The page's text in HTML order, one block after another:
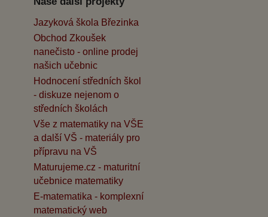
Jazyková škola Březinka
Obchod Zkoušek
nanečisto - online prodej
našich učebnic
Hodnocení středních škol
- diskuze nejenom o
středních školách
Vše z matematiky na VŠE
a další VŠ - materiály pro
přípravu na VŠ
Maturujeme.cz - maturitní
učebnice matematiky
E-matematika - komplexní
matematický web